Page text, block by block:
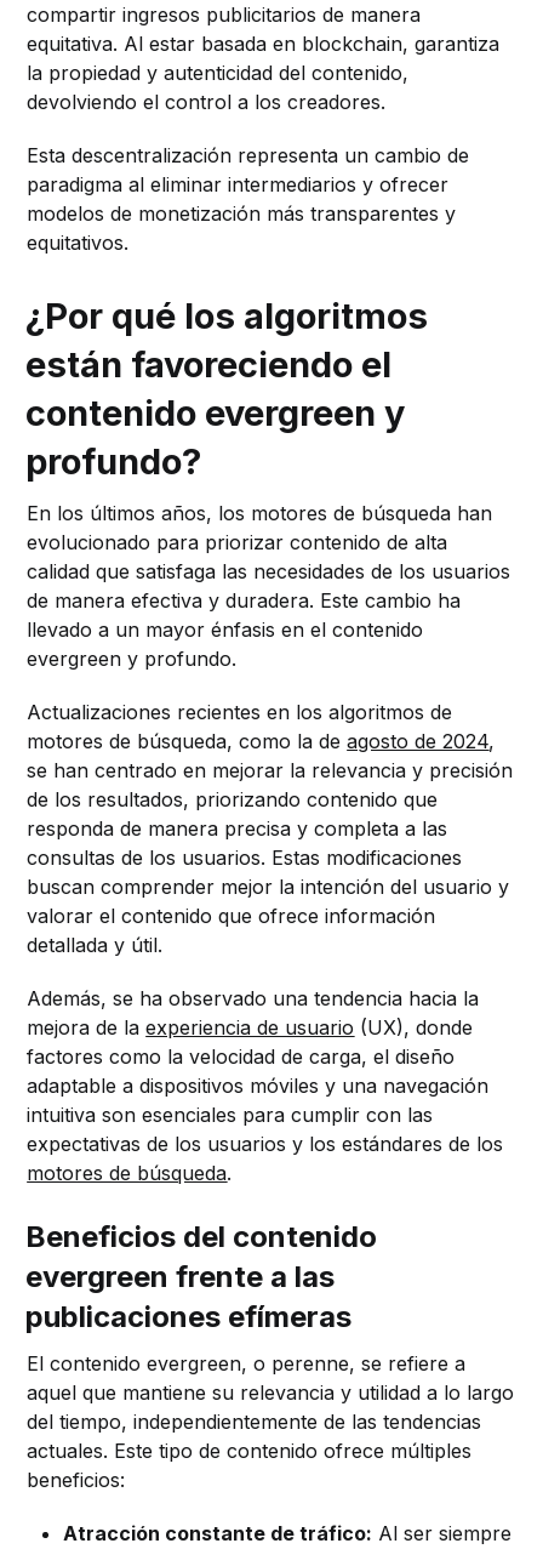
compartir ingresos publicitarios de manera
equitativa. Al estar basada en blockchain, garantiza
la propiedad y autenticidad del contenido,
devolviendo el control a los creadores.
Esta descentralización representa un cambio de
paradigma al eliminar intermediarios y ofrecer
modelos de monetización más transparentes y
equitativos.
¿Por qué los algoritmos
están favoreciendo el
contenido evergreen y
profundo?
En los últimos años, los motores de búsqueda han
evolucionado para priorizar contenido de alta
calidad que satisfaga las necesidades de los usuarios
de manera efectiva y duradera. Este cambio ha
llevado a un mayor énfasis en el contenido
evergreen y profundo.
Actualizaciones recientes en los algoritmos de
motores de búsqueda, como la deagosto de 2024,
se han centrado en mejorar la relevancia y precisión
de los resultados, priorizando contenido que
responda de manera precisa y completa a las
consultas de los usuarios. Estas modificaciones
buscan comprender mejor la intención del usuario y
valorar el contenido que ofrece información
detallada y útil.
Además, se ha observado una tendencia hacia la
mejora de laexperiencia de usuario (UX), donde
factores como la velocidad de carga, el diseño
adaptable a dispositivos móviles y una navegación
intuitiva son esenciales para cumplir con las
expectativas de los usuarios y los estándares de los
motores de búsqueda.
Beneficios del contenido
evergreen frente a las
publicaciones efímeras
El contenido evergreen, o perenne, se refiere a
aquel que mantiene su relevancia y utilidad a lo largo
del tiempo, independientemente de las tendencias
actuales. Este tipo de contenido ofrece múltiples
beneficios:
Atracción constante de tráfico: Al ser siempre